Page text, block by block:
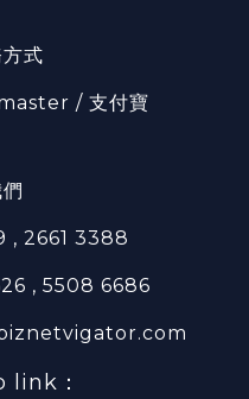
式
/ 支付寶
, 2661 3388
, 5508 6686
link：